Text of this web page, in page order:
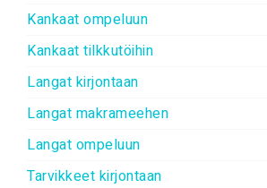
Kankaat ompeluun
Kankaat tilkkutöihin
Langat kirjontaan
Langat makrameehen
Langat ompeluun
Tarvikkeet kirjontaan